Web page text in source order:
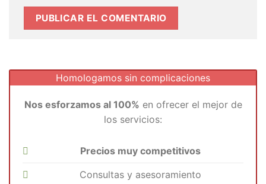
Homologamos sin complicaciones
Nos esforzamos al 100% en ofrecer el mejor de
los servicios:
Precios muy competitivos
Consultas y asesoramiento